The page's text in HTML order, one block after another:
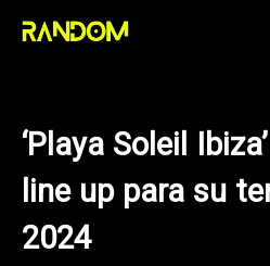
Skip
‘Playa Soleil
line up para su
2024